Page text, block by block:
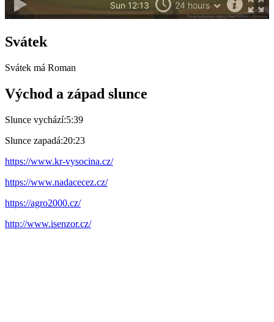
Svátek
Svátek má Roman
Východ a západ slunce
Slunce vychází:5:39
Slunce zapadá:20:23
https://www.kr-vysocina.cz/
https://www.nadacecez.cz/
https://agro2000.cz/
http://www.isenzor.cz/